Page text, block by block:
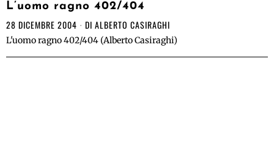
L’uomo ragno 402/404
28 DICEMBRE 2004 DI ALBERTO CASIRAGHI
L'uomo ragno 402/404 (Alberto Casiraghi)